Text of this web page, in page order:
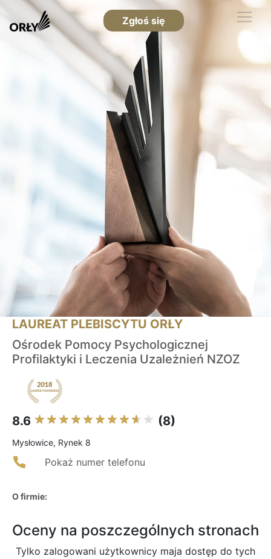
Zgłoś się
LAUREAT PLEBISCYTU ORŁY
Ośrodek Pomocy Psychologicznej
Profilaktyki i Leczenia Uzależnień NZOZ
8.6 (8)
Mysłowice, Rynek 8
Pokaż numer telefonu
O firmie:
Oceny na poszczególnych stronach
Tylko zalogowani użytkownicy maja dostęp do tych